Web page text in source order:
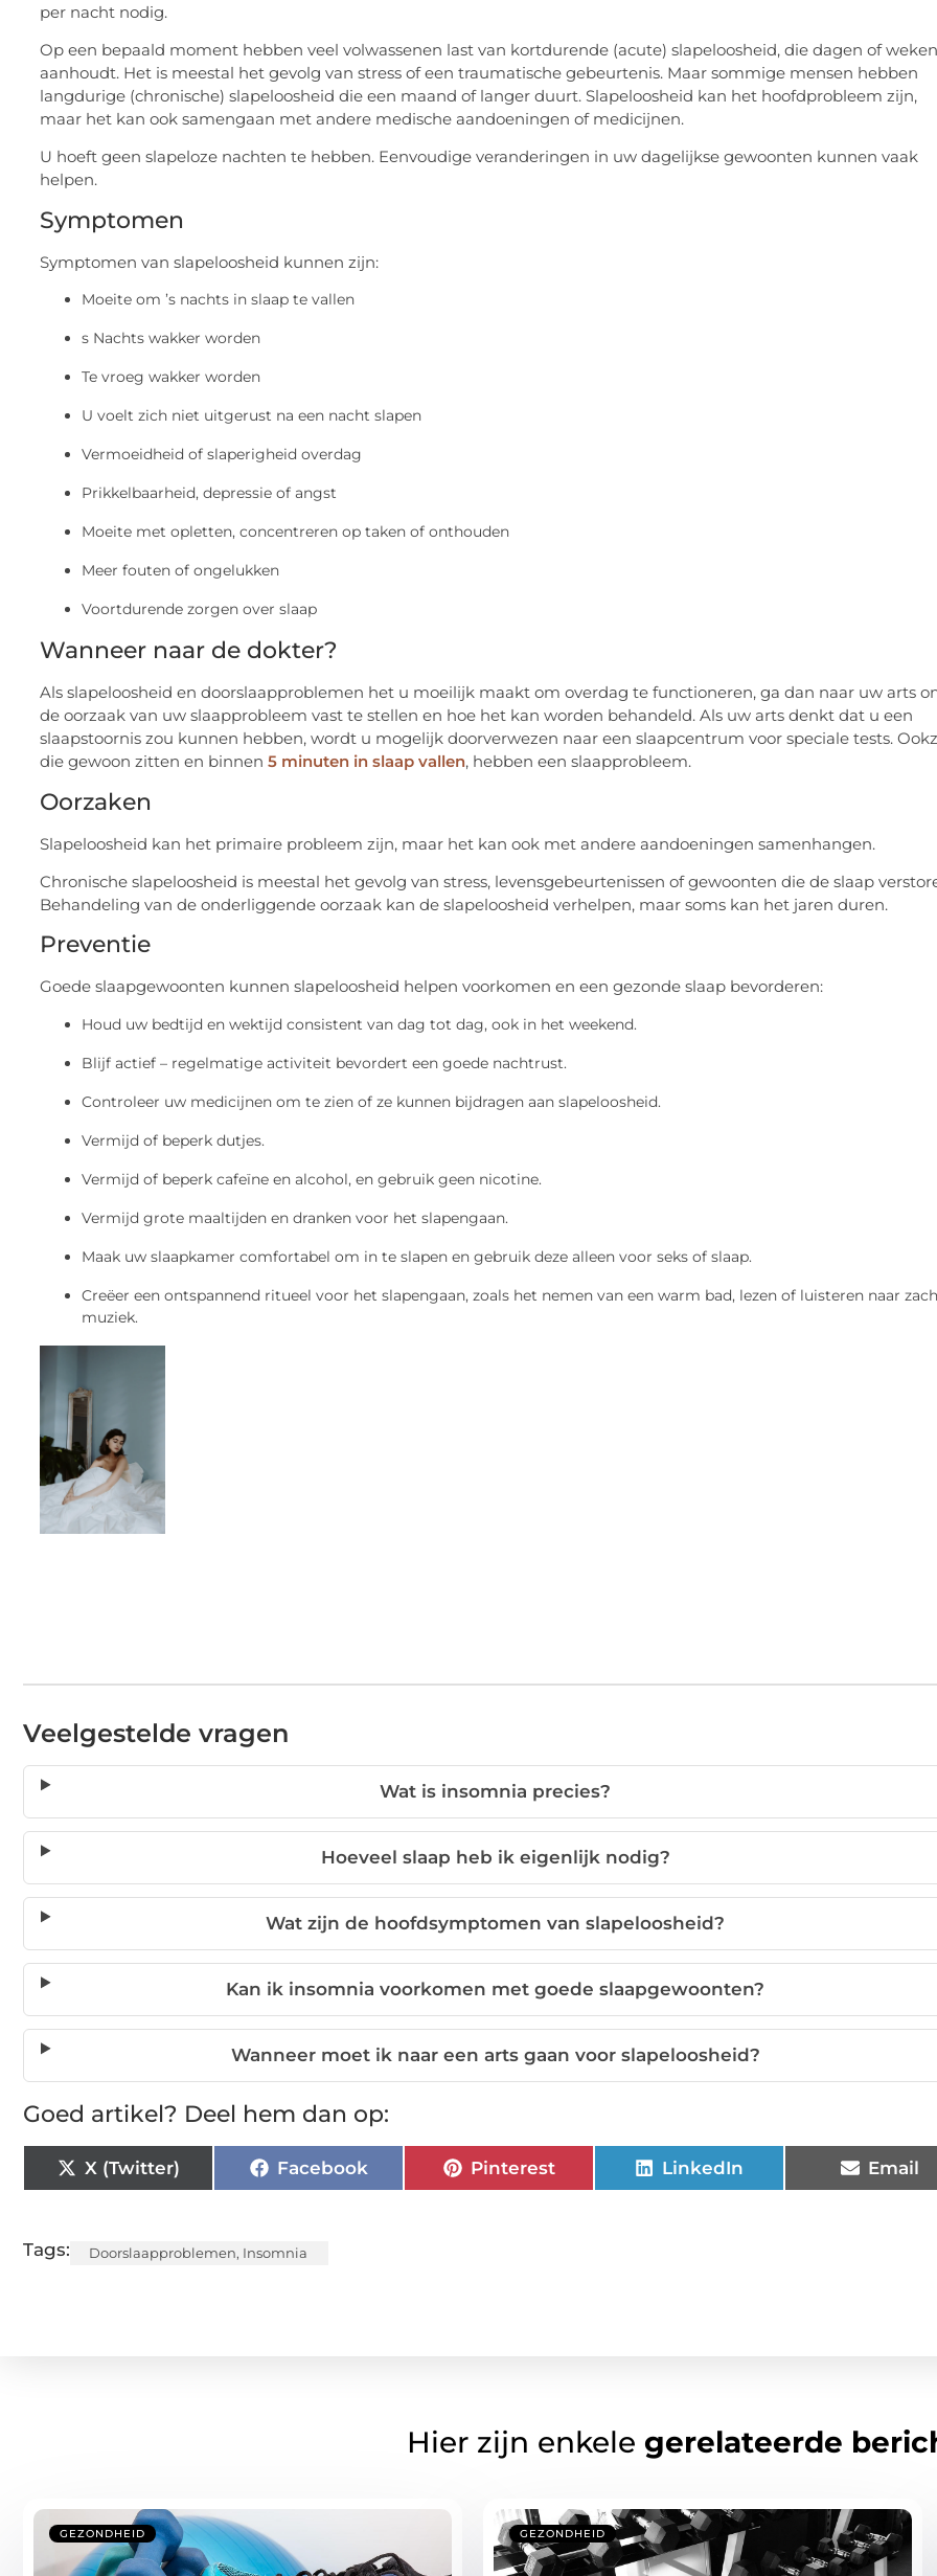
per nacht nodig.
Op een bepaald moment hebben veel volwassenen last van kortdurende (acute) slapeloosheid, die dagen of weken
aanhoudt. Het is meestal het gevolg van stress of een traumatische gebeurtenis. Maar sommige mensen hebben
langdurige (chronische) slapeloosheid die een maand of langer duurt. Slapeloosheid kan het hoofdprobleem zijn,
maar het kan ook samengaan met andere medische aandoeningen of medicijnen.
U hoeft geen slapeloze nachten te hebben. Eenvoudige veranderingen in uw dagelijkse gewoonten kunnen vaak
helpen.
Symptomen
Symptomen van slapeloosheid kunnen zijn:
Moeite om ’s nachts in slaap te vallen
s Nachts wakker worden
Te vroeg wakker worden
U voelt zich niet uitgerust na een nacht slapen
Vermoeidheid of slaperigheid overdag
Prikkelbaarheid, depressie of angst
Moeite met opletten, concentreren op taken of onthouden
Meer fouten of ongelukken
Voortdurende zorgen over slaap
Wanneer naar de dokter?
Als slapeloosheid en doorslaapproblemen het u moeilijk maakt om overdag te functioneren, ga dan naar uw arts
de oorzaak van uw slaapprobleem vast te stellen en hoe het kan worden behandeld. Als uw arts denkt dat u een
slaapstoornis zou kunnen hebben, wordt u mogelijk doorverwezen naar een slaapcentrum voor speciale tests.
die gewoon zitten en binnen 5 minuten in slaap vallen, hebben een slaapprobleem.
Oorzaken
Slapeloosheid kan het primaire probleem zijn, maar het kan ook met andere aandoeningen samenhangen.
Chronische slapeloosheid is meestal het gevolg van stress, levensgebeurtenissen of gewoonten die de slaap
Behandeling van de onderliggende oorzaak kan de slapeloosheid verhelpen, maar soms kan het jaren duren.
Preventie
Goede slaapgewoonten kunnen slapeloosheid helpen voorkomen en een gezonde slaap bevorderen:
Houd uw bedtijd en wektijd consistent van dag tot dag, ook in het weekend.
Blijf actief – regelmatige activiteit bevordert een goede nachtrust.
Controleer uw medicijnen om te zien of ze kunnen bijdragen aan slapeloosheid.
Vermijd of beperk dutjes.
Vermijd of beperk cafeïne en alcohol, en gebruik geen nicotine.
Vermijd grote maaltijden en dranken voor het slapengaan.
Maak uw slaapkamer comfortabel om in te slapen en gebruik deze alleen voor seks of slaap.
Creëer een ontspannend ritueel voor het slapengaan, zoals het nemen van een warm bad, lezen of luisteren naar
muziek.
Veelgestelde vragen
Wat is insomnia precies?
Hoeveel slaap heb ik eigenlijk nodig?
Wat zijn de hoofdsymptomen van slapeloosheid?
Kan ik insomnia voorkomen met goede slaapgewoonten?
Wanneer moet ik naar een arts gaan voor slapeloosheid?
Goed artikel? Deel hem dan op:
X (Twitter) Facebook Pinterest LinkedIn Email
Tags: Doorslaapproblemen, Insomnia
Hier zijn enkele gerelateerde
GEZONDHEID GEZONDHEID